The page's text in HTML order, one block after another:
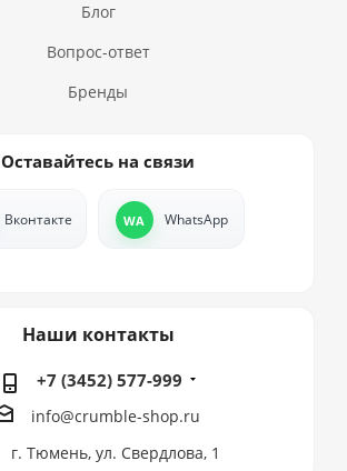
Блог
Вопрос-ответ
Бренды
Оставайтесь на связи
Вконтакте WhatsApp
Наши контакты
+7 (3452) 577-999
info@crumble-shop.ru
г. Тюмень, ул. Свердлова, 1